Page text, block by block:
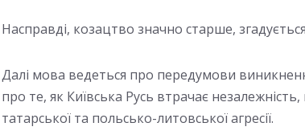
Насправді, козацтво значно старше,
Далі мова ведеться про передумови
про те, як Київська Русь втрачає
татарської та польсько-литовської агресії.